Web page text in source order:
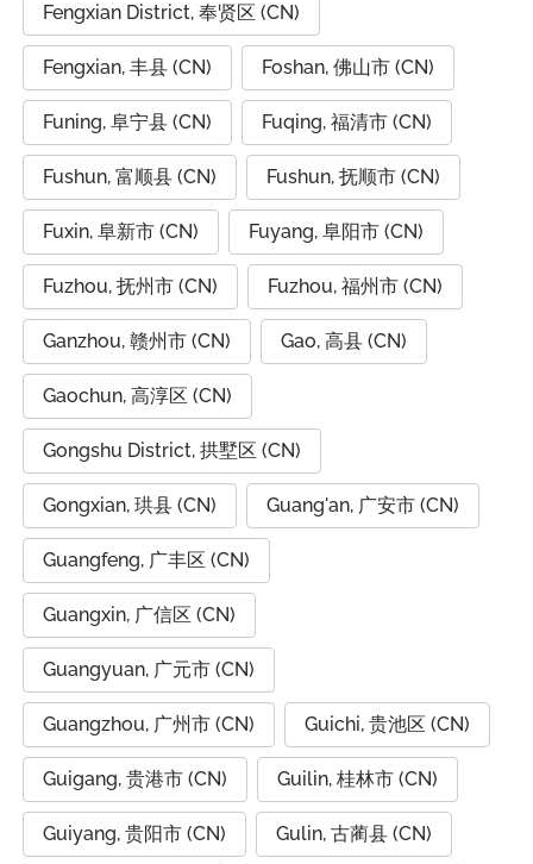
Fengxian District, 奉贤区 (CN)
Fengxian, 丰县 (CN) Foshan, 佛山市 (CN)
Funing, 阜宁县 (CN) Fuqing, 福清市 (CN)
Fushun, 富顺县 (CN) Fushun, 抚顺市 (CN)
Fuxin, 阜新市 (CN) Fuyang, 阜阳市 (CN)
Fuzhou, 抚州市 (CN) Fuzhou, 福州市 (CN)
Ganzhou, 赣州市 (CN) Gao, 高县 (CN)
Gaochun, 高淳区 (CN)
Gongshu District, 拱墅区 (CN)
Gongxian, 珙县 (CN) Guang'an, 广安市 (CN)
Guangfeng, 广丰区 (CN)
Guangxin, 广信区 (CN)
Guangyuan, 广元市 (CN)
Guangzhou, 广州市 (CN) Guichi, 贵池区 (CN)
Guigang, 贵港市 (CN) Guilin, 桂林市 (CN)
Guiyang, 贵阳市 (CN) Gulin, 古蔺县 (CN)